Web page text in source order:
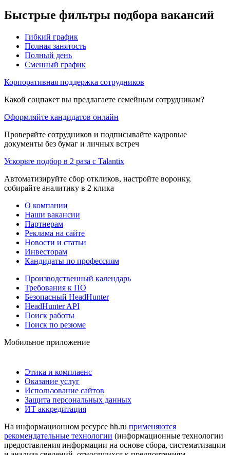
Быстрые фильтры подбора вакансий
Гибкий график
Полная занятость
Полный день
Сменный график
Корпоративная поддержка сотрудников
Какой соцпакет вы предлагаете семейным сотрудникам?
Оформляйте кандидатов онлайн
Проверяйте сотрудников и подписывайте кадровые
документы без бумаг и личных встреч
Ускорьте подбор в 2 раза с Talantix
Автоматизируйте сбор откликов, настройте воронку,
собирайте аналитику в 2 клика
О компании
Наши вакансии
Партнерам
Реклама на сайте
Новости и статьи
Инвесторам
Кандидаты по профессиям
Производственный календарь
Требования к ПО
Безопасный HeadHunter
HeadHunter API
Поиск работы
Поиск по резюме
Мобильное приложение
Этика и комплаенс
Оказание услуг
Использование сайтов
Защита персональных данных
ИТ аккредитация
На информационном ресурсе hh.ru применяются
рекомендательные технологии (информационные технологии
предоставления информации на основе сбора, систематизации